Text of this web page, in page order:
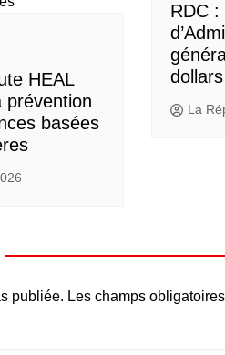
HEAL
prévention
basées
RDC :
La
publiée. Les champs